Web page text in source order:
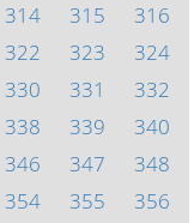
314 315
316
322 323
324
330 331
332
338 339
340
346 347
348
354 355 356